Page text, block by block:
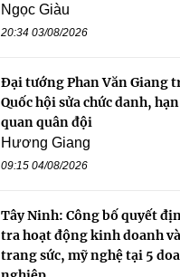
Ngọc Giàu
20:34 03/08/2026
Đại tướng Phan Văn Giang
Quốc hội sửa chức danh,
quan quân đội
Hương Giang
09:15 04/08/2026
Tây Ninh: Công bố quyết
tra hoạt động kinh doanh
trang sức, mỹ nghệ tại 5